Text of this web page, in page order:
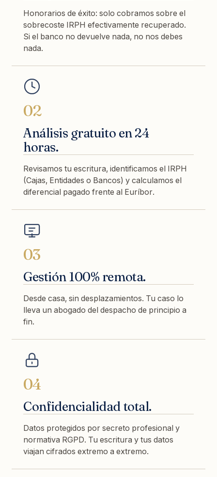
Honorarios de éxito: solo cobramos sobre el
sobrecoste IRPH efectivamente recuperado.
Si el banco no devuelve nada, no nos debes
nada.
02
Análisis gratuito en 24
horas.
Revisamos tu escritura, identificamos el IRPH
(Cajas, Entidades o Bancos) y calculamos el
diferencial pagado frente al Euríbor.
03
Gestión 100% remota.
Desde casa, sin desplazamientos. Tu caso lo
lleva un abogado del despacho de principio a
fin.
04
Confidencialidad total.
Datos protegidos por secreto profesional y
normativa RGPD. Tu escritura y tus datos
viajan cifrados extremo a extremo.